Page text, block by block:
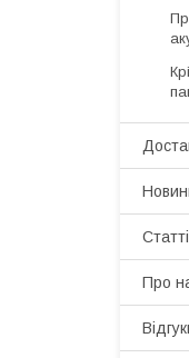
Статті
Про